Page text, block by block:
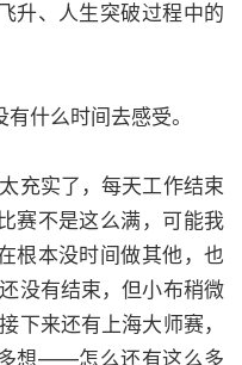
升、人生突破过程中的
什么时间去感受。
充实了，每天工作结束
赛不是这么满，可能我
根本没时间做其他，也
没有结束，但小布稍微
下来还有上海大师赛，
想——怎么还有这么多